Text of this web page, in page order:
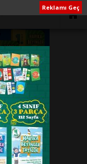
Reklamı Geç